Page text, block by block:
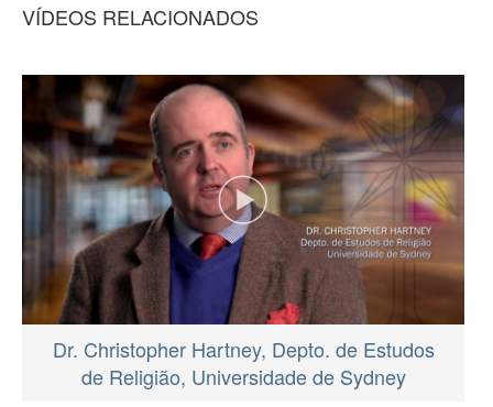
VÍDEOS RELACIONADOS
Dr. Christopher Hartney, Depto. de Estudos
de Religião, Universidade de Sydney